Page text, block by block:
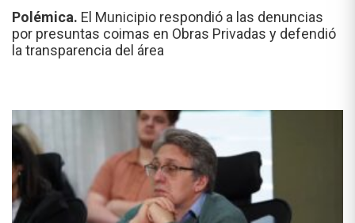
Polémica. El Municipio respondió a las denuncias
por presuntas coimas en Obras Privadas y defendió
la transparencia del área